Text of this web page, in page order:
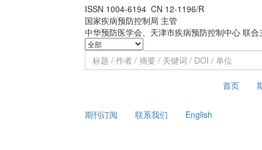
ISSN 1004-6194 CN 12-1196/R
国家疾病预防控制局 主管
中华预防医学会、天津市疾病预防控制中心 联合
首页
期刊订阅 联系我们 English